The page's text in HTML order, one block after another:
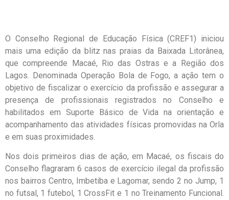
O Conselho Regional de Educação Física (CREF1) iniciou
mais uma edição da blitz nas praias da Baixada Litorânea,
que compreende Macaé, Rio das Ostras e a Região dos
Lagos. Denominada Operação Bola de Fogo, a ação tem o
objetivo de fiscalizar o exercício da profissão e assegurar a
presença de profissionais registrados no Conselho e
habilitados em Suporte Básico de Vida na orientação e
acompanhamento das atividades físicas promovidas na Orla
e em suas proximidades.
Nos dois primeiros dias de ação, em Macaé, os fiscais do
Conselho flagraram 6 casos de exercício ilegal da profissão
nos bairros Centro, Imbetiba e Lagomar, sendo 2 no Jump, 1
no futsal, 1 futebol, 1 CrossFit e 1 no Treinamento Funcional.